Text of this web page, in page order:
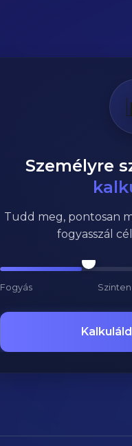
Személyre
Tudd meg, pontosan
fogyasszál
Fogyás